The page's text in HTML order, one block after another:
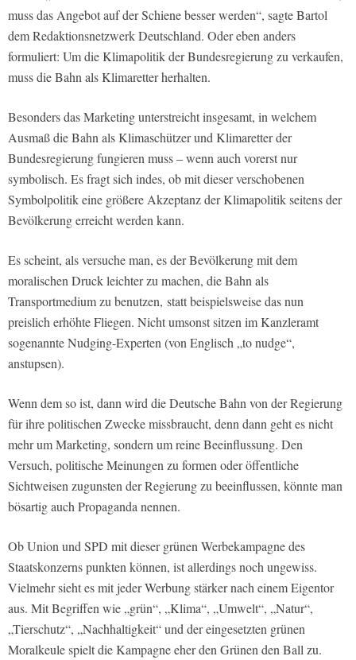
muss das Angebot auf der Schiene besser werden“, sagte Bartol
dem Redaktionsnetzwerk Deutschland. Oder eben anders
formuliert: Um die Klimapolitik der Bundesregierung zu verkaufen,
muss die Bahn als Klimaretter herhalten.
Besonders das Marketing unterstreicht insgesamt, in welchem
Ausmaß die Bahn als Klimaschützer und Klimaretter der
Bundesregierung fungieren muss – wenn auch vorerst nur
symbolisch. Es fragt sich indes, ob mit dieser verschobenen
Symbolpolitik eine größere Akzeptanz der Klimapolitik seitens der
Bevölkerung erreicht werden kann.
Es scheint, als versuche man, es der Bevölkerung mit dem
moralischen Druck leichter zu machen, die Bahn als
Transportmedium zu benutzen, statt beispielsweise das nun
preislich erhöhte Fliegen. Nicht umsonst sitzen im Kanzleramt
sogenannte Nudging-Experten (von Englisch „to nudge“,
anstupsen).
Wenn dem so ist, dann wird die Deutsche Bahn von der Regierung
für ihre politischen Zwecke missbraucht, denn dann geht es nicht
mehr um Marketing, sondern um reine Beeinflussung. Den
Versuch, politische Meinungen zu formen oder öffentliche
Sichtweisen zugunsten der Regierung zu beeinflussen, könnte man
bösartig auch Propaganda nennen.
Ob Union und SPD mit dieser grünen Werbekampagne des
Staatskonzerns punkten können, ist allerdings noch ungewiss.
Vielmehr sieht es mit jeder Werbung stärker nach einem Eigentor
aus. Mit Begriffen wie „grün“, „Klima“, „Umwelt“, „Natur“,
„Tierschutz“, „Nachhaltigkeit“ und der eingesetzten grünen
Moralkeule spielt die Kampagne eher den Grünen den Ball zu.